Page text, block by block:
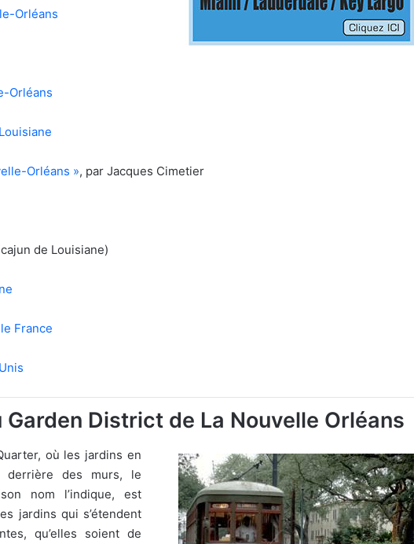
Orléans
Orléans
Orléans », par Jacques Cimetier
de Louisiane)
France
District de La Nouvelle Orléans
où les jardins en
derrière des murs, le
nom l’indique, est
jardins qui s’étendent
qu’elles soient de